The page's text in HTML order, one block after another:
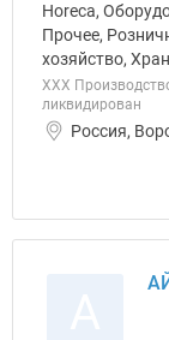
Horeca,
Прочее,
хозяйство,
ХХХ
ликвидирован
Россия,